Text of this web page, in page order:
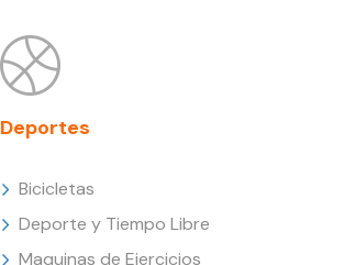
Deportes
Bicicletas
Deporte y Tiempo Libre
Maquinas de Ejercicios